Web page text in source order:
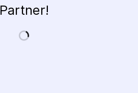
Partner!